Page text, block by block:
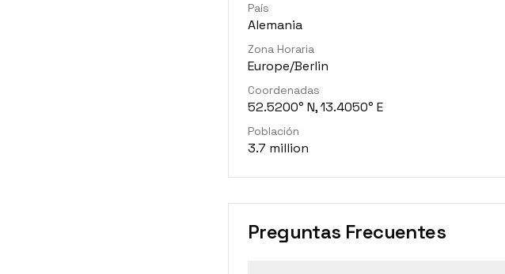
País
Alemania
Zona Horaria
Europe/Berlin
Coordenadas
52.5200° N, 13.4050° E
Población
3.7 million
Preguntas Frecuentes